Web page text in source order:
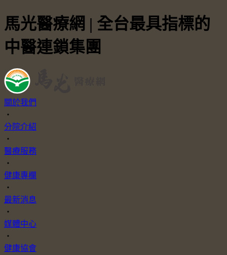
馬光醫療網 | 全台最具指標的
中醫連鎖集團
關於我們
・
分院介紹
・
醫療服務
・
健康專欄
・
最新消息
・
媒體中心
・
健康協會